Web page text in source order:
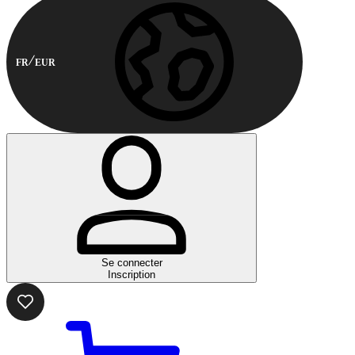
FR EUR
Se connecter
Inscription